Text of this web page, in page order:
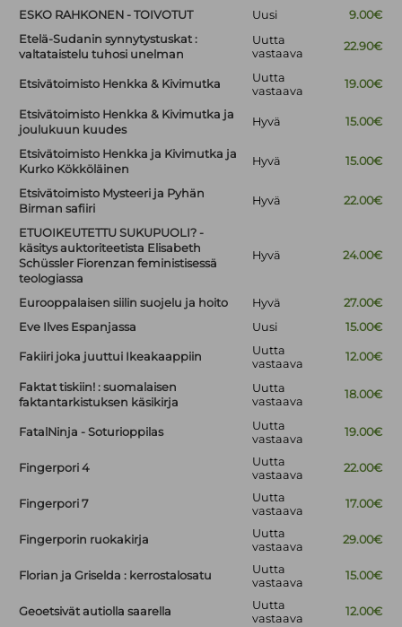
ESKO RAHKONEN - TOIVOTUT
Uusi
9.00€
Etelä-Sudanin synnytystuskat :
valtataistelu tuhosi unelman
Uutta
vastaava
22.90€
Etsivätoimisto Henkka & Kivimutka
Uutta
vastaava
19.00€
Etsivätoimisto Henkka & Kivimutka ja
joulukuun kuudes
Hyvä 15.00€
Etsivätoimisto Henkka ja Kivimutka ja
Kurko Kökköläinen
Hyvä 15.00€
Etsivätoimisto Mysteeri ja Pyhän
Birman safiiri
Hyvä 22.00€
ETUOIKEUTETTU SUKUPUOLI? -
käsitys auktoriteetista Elisabeth
Schüssler Fiorenzan feministisessä
teologiassa
Hyvä 24.00€
Eurooppalaisen siilin suojelu ja hoito Hyvä
27.00€
Eve Ilves Espanjassa
Uusi 15.00€
Fakiiri joka juuttui Ikeakaappiin
Uutta
vastaava
12.00€
Faktat tiskiin! : suomalaisen
faktantarkistuksen käsikirja
Uutta
vastaava
18.00€
FatalNinja - Soturioppilas
Uutta
vastaava
19.00€
Fingerpori 4
Uutta
vastaava
22.00€
Fingerpori 7
Uutta
vastaava
17.00€
Fingerporin ruokakirja
Uutta
vastaava
29.00€
Florian ja Griselda : kerrostalosatu
Uutta
vastaava
15.00€
Geoetsivät autiolla saarella
Uutta
vastaava
12.00€